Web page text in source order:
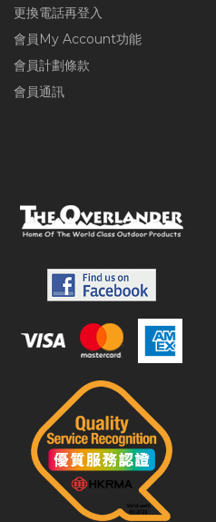
更換電話再登入
會員My Account功能
會員計劃條款
會員通訊